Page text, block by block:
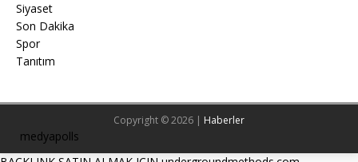
Siyaset
Son Dakika
Spor
Tanıtım
Copyright © 2026 | Haberler
medyapolls